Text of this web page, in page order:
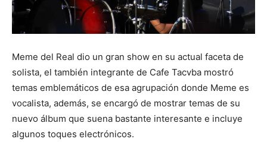
Meme del Real dio un gran show en su actual faceta de
solista, el también integrante de Cafe Tacvba mostró
temas emblemáticos de esa agrupación donde Meme es
vocalista, además, se encargó de mostrar temas de su
nuevo álbum que suena bastante interesante e incluye
algunos toques electrónicos.